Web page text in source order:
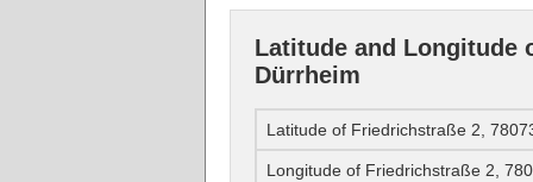
Latitude and Longitude
Dürrheim
Latitude of Friedrichstraße 2,
Longitude of Friedrichstraße 2,